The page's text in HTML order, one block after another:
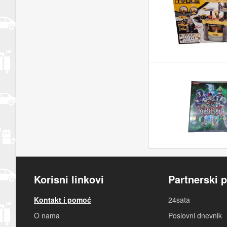
Korisni linkovi
Kontakt i pomoć
O nama
Partnerski
24sata
Poslovni dnevnik